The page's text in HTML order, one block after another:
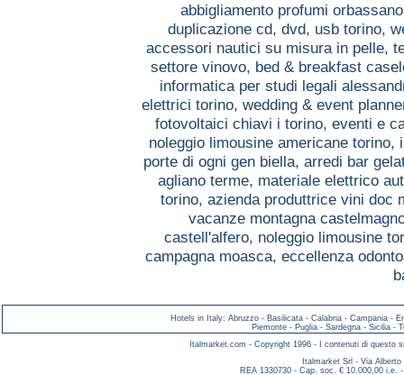
abbigliamento profumi
duplicazione cd, dvd, usb torino,
accessori nautici su misura in pelle,
settore vinovo, bed & breakfast
informatica per studi legali
elettrici torino, wedding & event
fotovoltaici chiavi i torino, eventi e
noleggio limousine americane torino,
porte di ogni gen biella, arredi bar
agliano terme, materiale elettrico
torino, azienda produttrice vini doc
vacanze montagna
castell'alfero, noleggio limousine
campagna moasca, eccellenza
Hotels in Italy: Abruzzo - Basilicata - Calabria - Campania -
Piemonte- Puglia- Sardegna- Sicilia-
Italmarket.com - Copyright 1996 - I contenuti di questo
Italmarket Srl - Via
REA 1330730 - Cap. soc. € 10.000,00 i.e.